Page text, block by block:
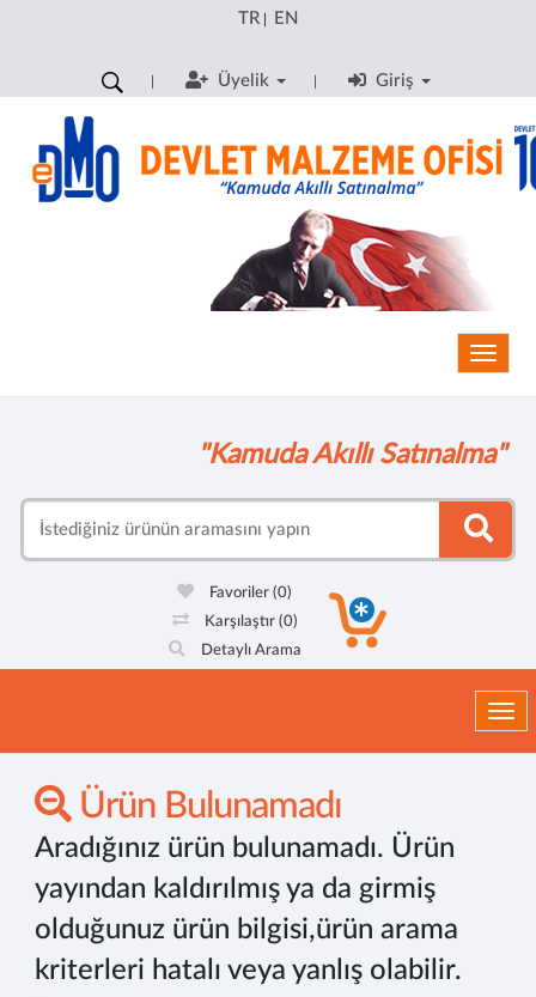
TR| EN
Üyelik Giriş
"Kamuda Akıllı Satınalma"
Favoriler(0)
Karşılaştır (0)
Detaylı Arama
Ürün Bulunamadı
Aradığınız ürün bulunamadı. Ürün
yayından kaldırılmış ya da girmiş
olduğunuz ürün bilgisi,ürün arama
kriterleri hatalı veya yanlış olabilir.